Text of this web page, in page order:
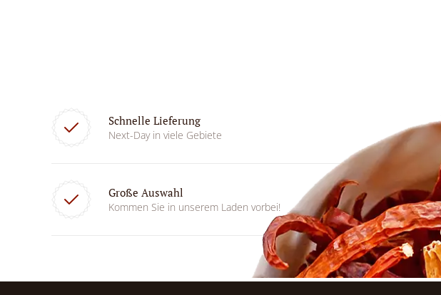
Schnelle Lieferung
Next-Day in viele Gebiete
Große Auswahl
Kommen Sie in unserem Laden vorbei!